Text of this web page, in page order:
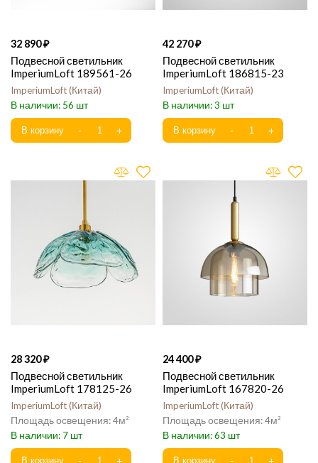
32 890
Подвесной светильник
ImperiumLoft 189561-26
ImperiumLoft Китай
56
42 270
Подвесной светильник
ImperiumLoft 186815-23
ImperiumLoft Китай
3
28 320
Подвесной светильник
ImperiumLoft 178125-26
ImperiumLoft Китай
4
7
24 400
Подвесной светильник
ImperiumLoft 167820-26
ImperiumLoft Китай
4
63